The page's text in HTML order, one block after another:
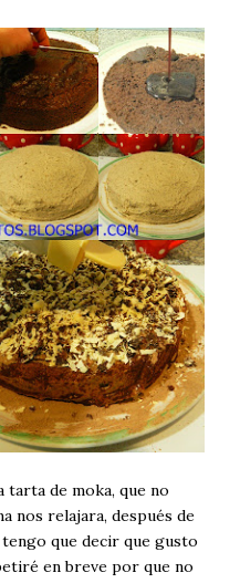
tarta de moka, que no
nos relajara, después de
que decir que gusto
en breve por que no